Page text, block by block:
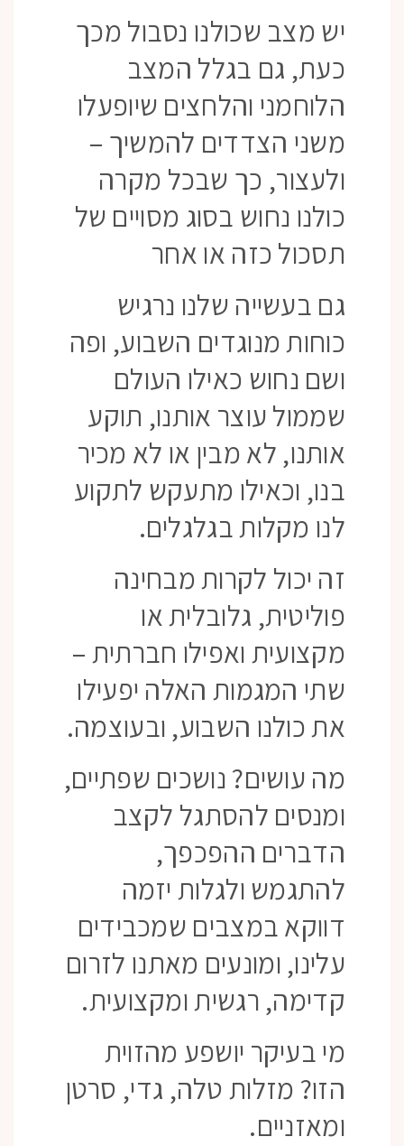
יש מצב שכולנו נסבול מכך
כעת, גם בגלל המצב
הלוחמני והלחצים שיופעלו
משני הצדדים להמשיך –
ולעצור, כך שבכל מקרה
כולנו נחוש בסוג מסויים של
תסכול כזה או אחר
גם בעשייה שלנו נרגיש
כוחות מנוגדים השבוע, ופה
ושם נחוש כאילו העולם
שממול עוצר אותנו, תוקע
אותנו, לא מבין או לא מכיר
בנו, וכאילו מתעקש לתקוע
לנו מקלות בגלגלים.
זה יכול לקרות מבחינה
פוליטית, גלובלית או
מקצועית ואפילו חברתית –
שתי המגמות האלה יפעילו
את כולנו השבוע, ובעוצמה.
מה עושים? נושכים שפתיים,
ומנסים להסתגל לקצב
הדברים ההפכפך,
להתגמש ולגלות יזמה
דווקא במצבים שמכבידים
עלינו, ומונעים מאתנו לזרום
קדימה, רגשית ומקצועית.
מי בעיקר יושפע מהזוית
הזו? מזלות טלה, גדי, סרטן
ומאזניים.